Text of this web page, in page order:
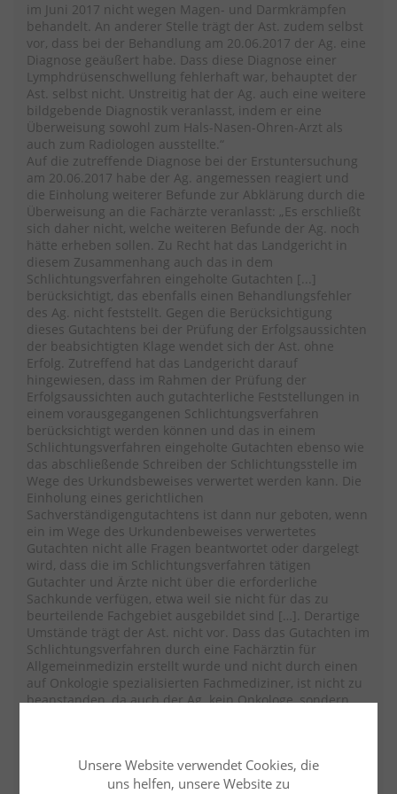
im Juni 2017 nicht wegen Magen- und Darmkrämpfen
behandelt. An anderer Stelle trägt der Ast. zudem selbst
vor, dass bei der Behandlung am 20.06.2017 der Ag. eine
Diagnose geäußert habe. Dass diese Diagnose einer
Lymphdrüsenschwellung fehlerhaft war, behauptet der
Ast. selbst nicht. Unstreitig hat der Ag. auch eine weitere
bildgebende Diagnostik veranlasst, indem er eine
Überweisung sowohl zum Hals-Nasen-Ohren-Arzt als
auch zum Radiologen ausstellte.“
Auf die zutreffende Diagnose bei der Erstuntersuchung
am 20.06.2017 habe der Ag. angemessen reagiert und
die Einholung weiterer Befunde zur Abklärung durch die
Überweisung an die Fachärzte veranlasst: „Es erschließt
sich daher nicht, welche weiteren Befunde der Ag. noch
hätte erheben sollen. Zu Recht hat das Landgericht in
diesem Zusammenhang auch das in dem
Schlichtungsverfahren eingeholte Gutachten [...]
berücksichtigt, das ebenfalls einen Behandlungsfehler
des Ag. nicht feststellt. Gegen die Berücksichtigung
dieses Gutachtens bei der Prüfung der Erfolgsaussichten
der beabsichtigten Klage wendet sich der Ast. ohne
Erfolg. Zutreffend hat das Landgericht darauf
hingewiesen, dass im Rahmen der Prüfung der
Erfolgsaussichten auch gutachterliche Feststellungen in
einem vorausgegangenen Schlichtungsverfahren
berücksichtigt werden können und das in einem
Schlichtungsverfahren eingeholte Gutachten ebenso wie
das abschließende Schreiben der Schlichtungsstelle im
Wege des Urkundsbeweises verwertet werden kann. Die
Einholung eines gerichtlichen
Sachverständigengutachtens ist dann nur geboten, wenn
ein im Wege des Urkundenbeweises verwertetes
Gutachten nicht alle Fragen beantwortet oder dargelegt
wird, dass die im Schlichtungsverfahren tätigen
Gutachter und Ärzte nicht über die erforderliche
Sachkunde verfügen, etwa weil sie nicht für das zu
beurteilende Fachgebiet ausgebildet sind […]. Derartige
Umstände trägt der Ast. nicht vor. Dass das Gutachten im
Schlichtungsverfahren durch eine Fachärztin für
Allgemeinmedizin erstellt wurde und nicht durch einen
auf Onkologie spezialisierten Fachmediziner, ist nicht zu
beanstanden, da auch der Ag. kein Onkologe, sondern
er trage für das Vorliegen eines Behandlungsfehlers
nicht die Beweislast.“
Unsere Website verwendet Cookies, die
uns helfen, unsere Website zu